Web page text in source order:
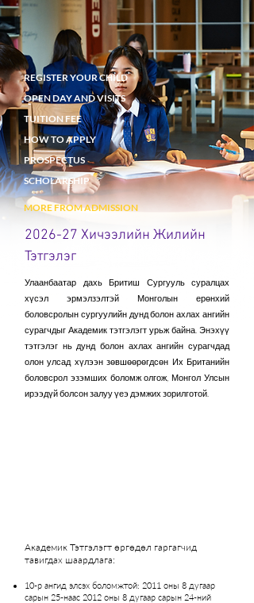
REGISTER YOUR CHILD
OPEN DAY AND VISITS
TUITION FEE
HOW TO APPLY
PROSPECTUS
SCHOLARSHIP
MORE FROM ADMISSION
INTERNATIONAL ADMISSION
SCHOOL UNIFORM
ALUMNI
2026-27 Хичээлийн Жилийн
Тэтгэлэг
Улаанбаатар дахь Бритиш Сургууль суралцах
хүсэл эрмэлзэлтэй Монголын ерөнхий
боловсролын сургуулийн дунд болон ахлах ангийн
сурагчдыг Академик тэтгэлэгт урьж байна. Энэхүү
тэтгэлэг нь дунд болон ахлах ангийн сурагчдад
олон улсад хүлээн зөвшөөрөгдсөн Их Британийн
боловсрол эзэмших боломж олгож, Монгол Улсын
ирээдүй болсон залуу үеэ дэмжих зорилготой.
Академик Тэтгэлэгт өргөдөл гаргагчид
тавигдах шаардлага:​
10-р ангид элсэх боломжтой: 2011 оны 8 дугаар
сарын 25-наас 2012 оны 8 дугаар сарын 24-ний